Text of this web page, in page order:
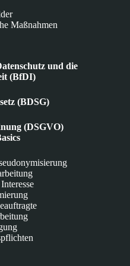
Maßnahmen
und die
(BfDI)
(BDSG)
(DSGVO)